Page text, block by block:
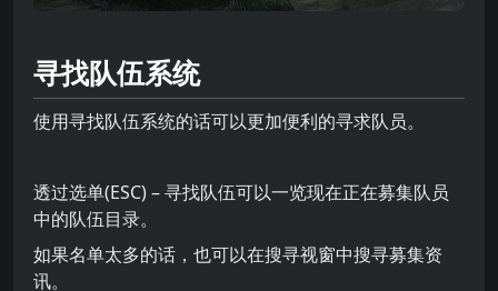
寻找队伍系统
使用寻找队伍系统的话可以更加便利的寻求队员。
透过选单(ESC) – 寻找队伍可以一览现在正在募集队员
中的队伍目录。
如果名单太多的话，也可以在搜寻视窗中搜寻募集资
讯。